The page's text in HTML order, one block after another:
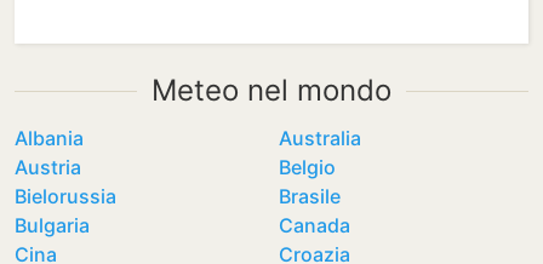
Meteo nel mondo
Albania
Australia
Austria
Belgio
Bielorussia
Brasile
Bulgaria
Canada
Cina
Croazia